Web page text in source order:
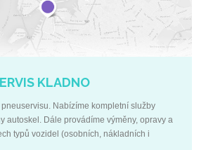
KLADNO
Nabízíme kompletní služby
autoskel. Dále provádíme výměny, opravy a
typů vozidel (osobních, nákladních i